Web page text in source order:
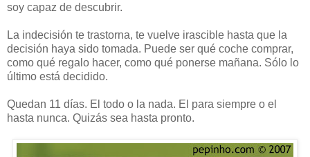
soy capaz de descubrir.
La indecisión te trastorna, te vuelve irascible hasta que la
decisión haya sido tomada. Puede ser qué coche comprar,
como qué regalo hacer, como qué ponerse mañana. Sólo lo
último está decidido.
Quedan 11 días. El todo o la nada. El para siempre o el
hasta nunca. Quizás sea hasta pronto.